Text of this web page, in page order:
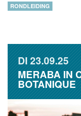
RONDLEIDING
DI23.09.25
MERABA IN
BOTANIQUE